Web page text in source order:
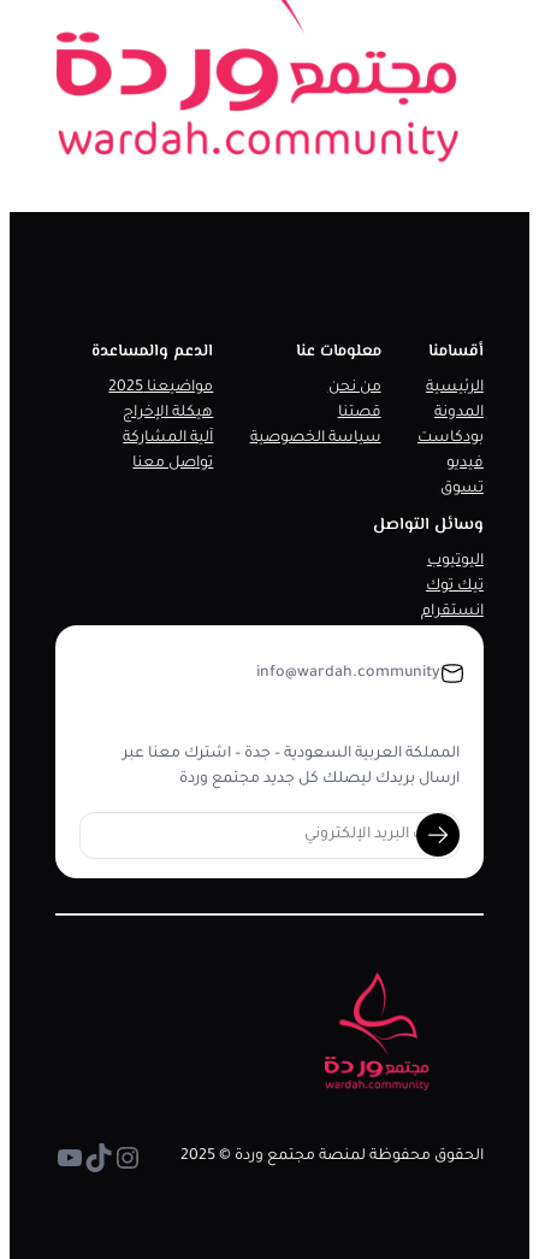
أقسامنا
الرئيسية
المدونة
بودكاست
فيديو
تسوق
معلومات عنا
من نحن
قصتنا
سياسة الخصوصية
الدعم والمساعدة
مواضيعنا 2025
هيكلة الإخراج
آلية المشاركة
تواصل معنا
وسائل التواصل
اليوتيوب
تيك توك
انستقرام
info@wardah.community
المملكة العربية السعودية – جدة – اشترك معنا عبر
ارسال بريدك ليصلك كل جديد مجتمع وردة
الحقوق محفوظة لمنصة مجتمع وردة © 2025 إنستجرام
تيك توكيوتيوب